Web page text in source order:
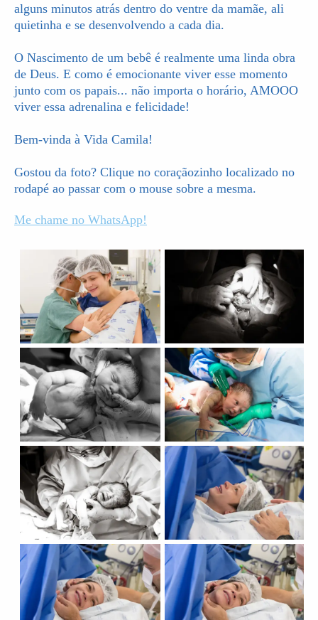
alguns minutos atrás dentro do ventre da mamãe, ali
quietinha e se desenvolvendo a cada dia.
O Nascimento de um bebê é realmente uma linda obra
de Deus. E como é emocionante viver esse momento
junto com os papais... não importa o horário, AMOOO
viver essa adrenalina e felicidade!
Bem-vinda à Vida Camila!
Gostou da foto? Clique no coraçãozinho localizado no
rodapé ao passar com o mouse sobre a mesma.
Me chame no WhatsApp!